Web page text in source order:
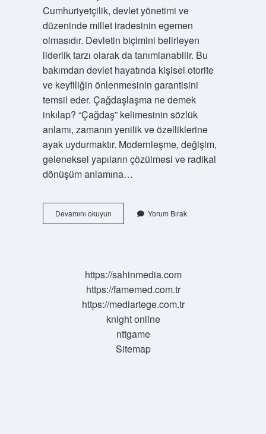
Cumhuriyetçilik, devlet yönetimi ve
düzeninde millet iradesinin egemen
olmasıdır. Devletin biçimini belirleyen
liderlik tarzı olarak da tanımlanabilir. Bu
bakımdan devlet hayatında kişisel otorite
ve keyfiliğin önlenmesinin garantisini
temsil eder. Çağdaşlaşma ne demek
inkılap? “Çağdaş” kelimesinin sözlük
anlamı, zamanın yenilik ve özelliklerine
ayak uydurmaktır. Modernleşme, değişim,
geleneksel yapıların çözülmesi ve radikal
dönüşüm anlamına…
Devamını okuyunÇağdaşlaşma
Hangi
Yorum Bırak
https://sahinmedia.com
https://famemed.com.tr
https://mediartege.com.tr
knight online
nttgame
Sitemap